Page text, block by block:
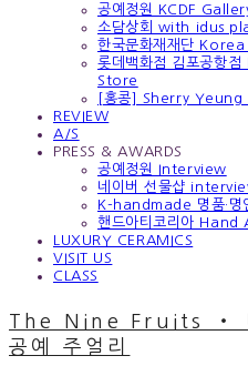
공예정원 KCDF
소담상회 with idus
한국문화재재단
롯데백화점 김포공항
Store
[홍콩] Sherry Yeung
REVIEW
A/S
PRESS & AWARDS
공예정원 Interview
네이버 선물샵
K-handmade 명품·명
핸드아티코리아
LUXURY CERAMICS
VISIT US
CLASS
The Nine Fruits ‧
공예 주얼리